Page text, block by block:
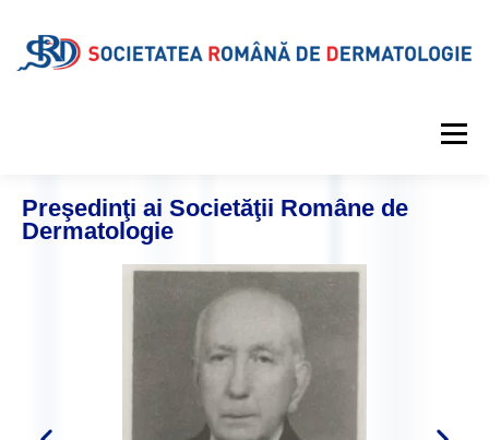
Meniu
DESPRE SRD CALENDAR EVENIMENTE
INFORMAȚII MEDICALE
CONTUL MEU
Preşedinţi ai Societăţii Române de
Dermatologie